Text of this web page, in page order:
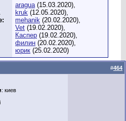
aragua (15.03.2020),
kruk (12.05.2020),
mehanik (20.02.2020),
Vet (19.02.2020),
Каспер (19.02.2020),
филин (20.02.2020),
юрик (25.02.2020)
#464
: киев